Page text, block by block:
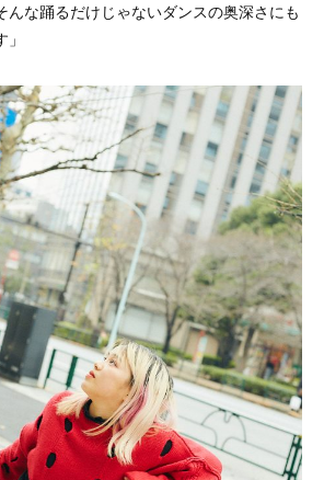
んな踊るだけじゃないダンスの奥深さにも